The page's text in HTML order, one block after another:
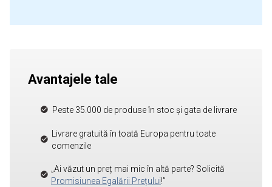
Avantajele tale
Peste 35.000 de produse în stoc și gata de livrare
Livrare gratuită în toată Europa pentru toate
comenzile
„Ai văzut un preț mai mic în altă parte? Solicită
Promisiunea Egalării Prețului!”